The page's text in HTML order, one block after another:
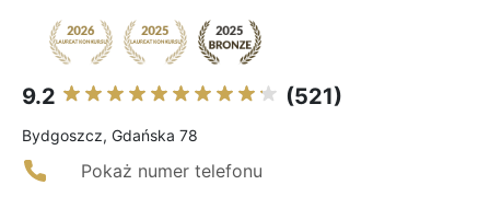
9.2 (521)
Bydgoszcz, Gdańska 78
Pokaż numer telefonu